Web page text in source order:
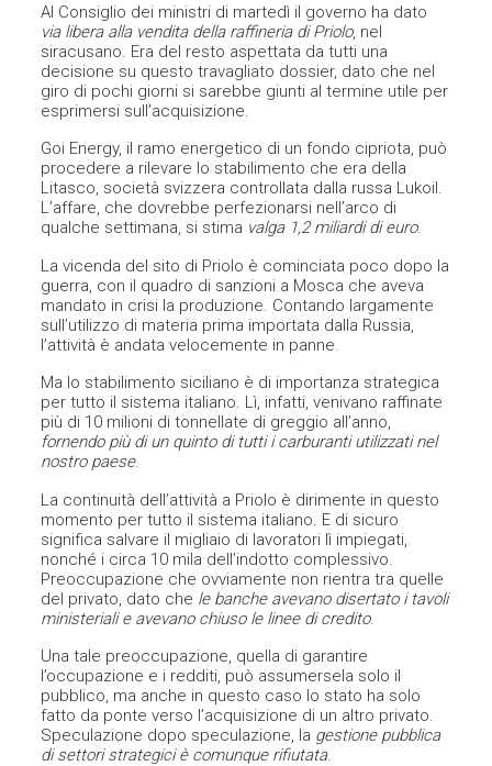
Al Consiglio dei ministri di martedì il governo ha dato
via libera alla vendita della raffineria di Priolo, nel
siracusano. Era del resto aspettata da tutti una
decisione su questo travagliato dossier, dato che nel
giro di pochi giorni si sarebbe giunti al termine utile per
esprimersi sull’acquisizione.
Goi Energy, il ramo energetico di un fondo cipriota, può
procedere a rilevare lo stabilimento che era della
Litasco, società svizzera controllata dalla russa Lukoil.
L’affare, che dovrebbe perfezionarsi nell’arco di
qualche settimana, si stima valga 1,2 miliardi di euro.
La vicenda del sito di Priolo è cominciata poco dopo la
guerra, con il quadro di sanzioni a Mosca che aveva
mandato in crisi la produzione. Contando largamente
sull’utilizzo di materia prima importata dalla Russia,
l’attività è andata velocemente in panne.
Ma lo stabilimento siciliano è di importanza strategica
per tutto il sistema italiano. Lì, infatti, venivano raffinate
più di 10 milioni di tonnellate di greggio all’anno,
fornendo più di un quinto di tutti i carburanti utilizzati nel
nostro paese.
La continuità dell’attività a Priolo è dirimente in questo
momento per tutto il sistema italiano. E di sicuro
significa salvare il migliaio di lavoratori lì impiegati,
nonché i circa 10 mila dell’indotto complessivo.
Preoccupazione che ovviamente non rientra tra quelle
del privato, dato che le banche avevano disertato i tavoli
ministeriali e avevano chiuso le linee di credito.
Una tale preoccupazione, quella di garantire
l’occupazione e i redditi, può assumersela solo il
pubblico, ma anche in questo caso lo stato ha solo
fatto da ponte verso l’acquisizione di un altro privato.
Speculazione dopo speculazione, la gestione pubblica
di settori strategici è comunque rifiutata.